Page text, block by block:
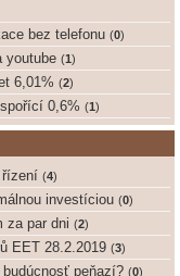
bez telefonu (0)
youtube (1)
6,01% (2)
0,6% (1)
řízení (4)
investíciou (0)
za par dni (2)
EET 28.2.2019 (3)
peňazí? (0)